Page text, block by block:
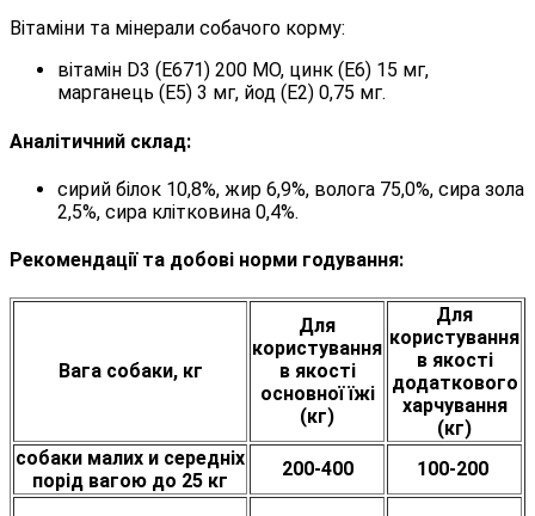
Вітаміни та мінерали собачого корму:
вітамін D3 (Е671) 200 МО, цинк (Е6) 15 мг,
марганець (Е5) 3 мг, йод (Е2) 0,75 мг.
Аналітичний склад:
сирий білок 10,8%, жир 6,9%, волога 75,0%, сира зола
2,5%, сира клітковина 0,4%.
Рекомендації та добові норми годування:
Вага собаки, кг
Для
користування
в якості
основної їжі
(кг)
Для
користування
в якості
додаткового
харчування
(кг)
собаки малих и середніх
порід вагою до 25 кг
200-400 100-200